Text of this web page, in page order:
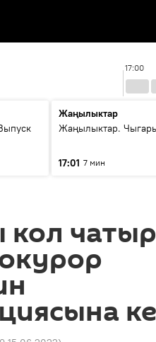
17:00
Жаңылыктар
Жаңылыктар.
17:01 7 мин